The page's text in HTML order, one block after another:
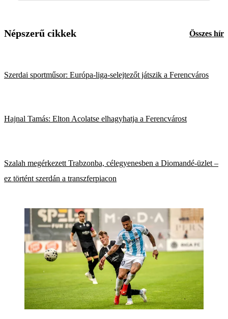
Népszerű cikkek Összes hír
Szerdai sportműsor: Európa-liga-selejtezőt játszik a Ferencváros
Hajnal Tamás: Elton Acolatse elhagyhatja a Ferencvárost
Szalah megérkezett Trabzonba, célegyenesben a Diomandé-üzlet –
ez történt szerdán a transzferpiacon